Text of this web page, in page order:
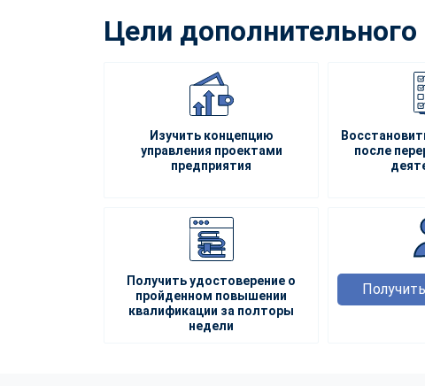
Цели дополнительного
Изучить концепцию
управления проектами
предприятия
после
Получить удостоверение о
пройденном повышении
квалификации за полторы
недели